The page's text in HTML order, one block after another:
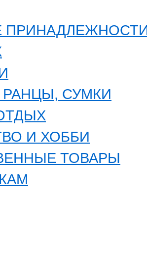
СУМКИ
И ХОББИ
ТОВАРЫ